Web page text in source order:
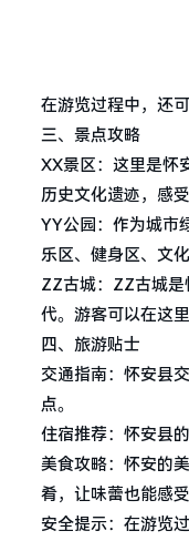
在游览过程中，还
三、景点攻略
XX景区：这里是怀
历史文化遗迹，感
YY公园：作为城市
乐区、健身区、文
ZZ古城：ZZ古城是
代。游客可以在这
四、旅游贴士
交通指南：怀安县
点。
住宿推荐：怀安县
美食攻略：怀安的
肴，让味蕾也能感
安全提示：在游览